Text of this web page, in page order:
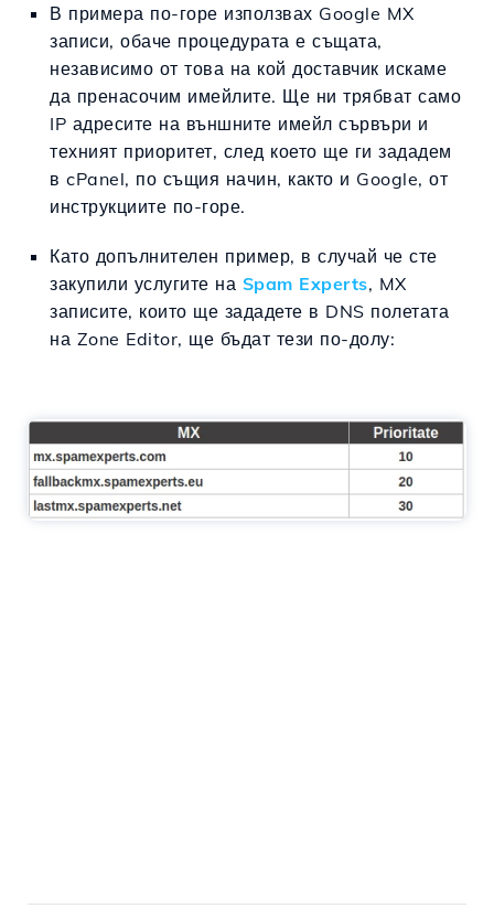
В примера по-горе използвах Google MX
записи, обаче процедурата е същата,
независимо от това на кой доставчик искаме
да пренасочим имейлите. Ще ни трябват само
IP адресите на външните имейл сървъри и
техният приоритет, след което ще ги зададем
в cPanel, по същия начин, както и Google, от
инструкциите по-горе.
Като допълнителен пример, в случай че сте
закупили услугите на Spam Experts, MX
записите, които ще зададете в DNS полетата
на Zone Editor, ще бъдат тези по-долу: